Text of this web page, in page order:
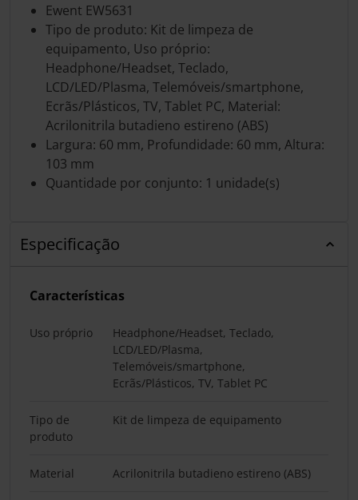
Ewent EW5631
Tipo de produto: Kit de limpeza de
equipamento, Uso próprio:
Headphone/Headset, Teclado,
LCD/LED/Plasma, Telemóveis/smartphone,
Ecrãs/Plásticos, TV, Tablet PC, Material:
Acrilonitrila butadieno estireno (ABS)
Largura: 60 mm, Profundidade: 60 mm, Altura:
103 mm
Quantidade por conjunto: 1 unidade(s)
Especificação
Características
Uso próprio
Headphone/Headset, Teclado,
LCD/LED/Plasma,
Telemóveis/smartphone,
Ecrãs/Plásticos, TV, Tablet PC
Tipo de
produto
Kit de limpeza de equipamento
Material Acrilonitrila butadieno estireno (ABS)